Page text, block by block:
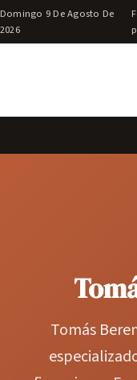
Domingo 9 De Agosto De
2026
Tomás